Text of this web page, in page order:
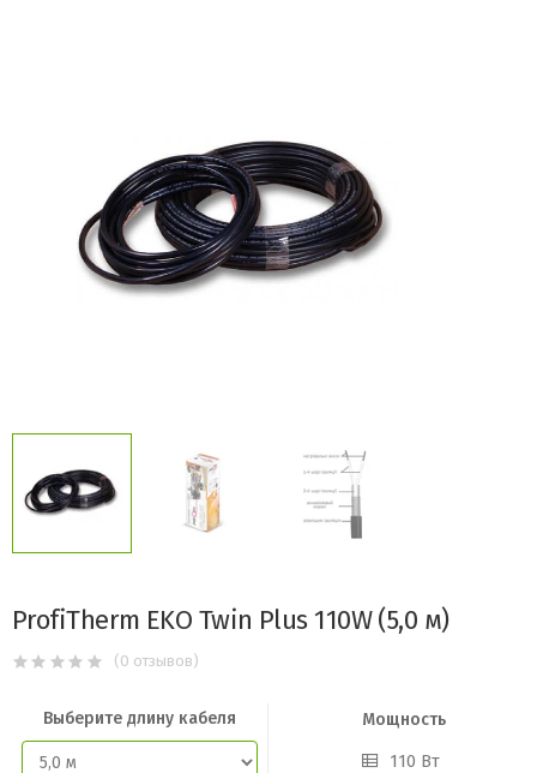
ProfiTherm EKO Twin Plus 110W (5,0 м)
(0 отзывов)
Выберите длину кабеля Мощность
110 Вт